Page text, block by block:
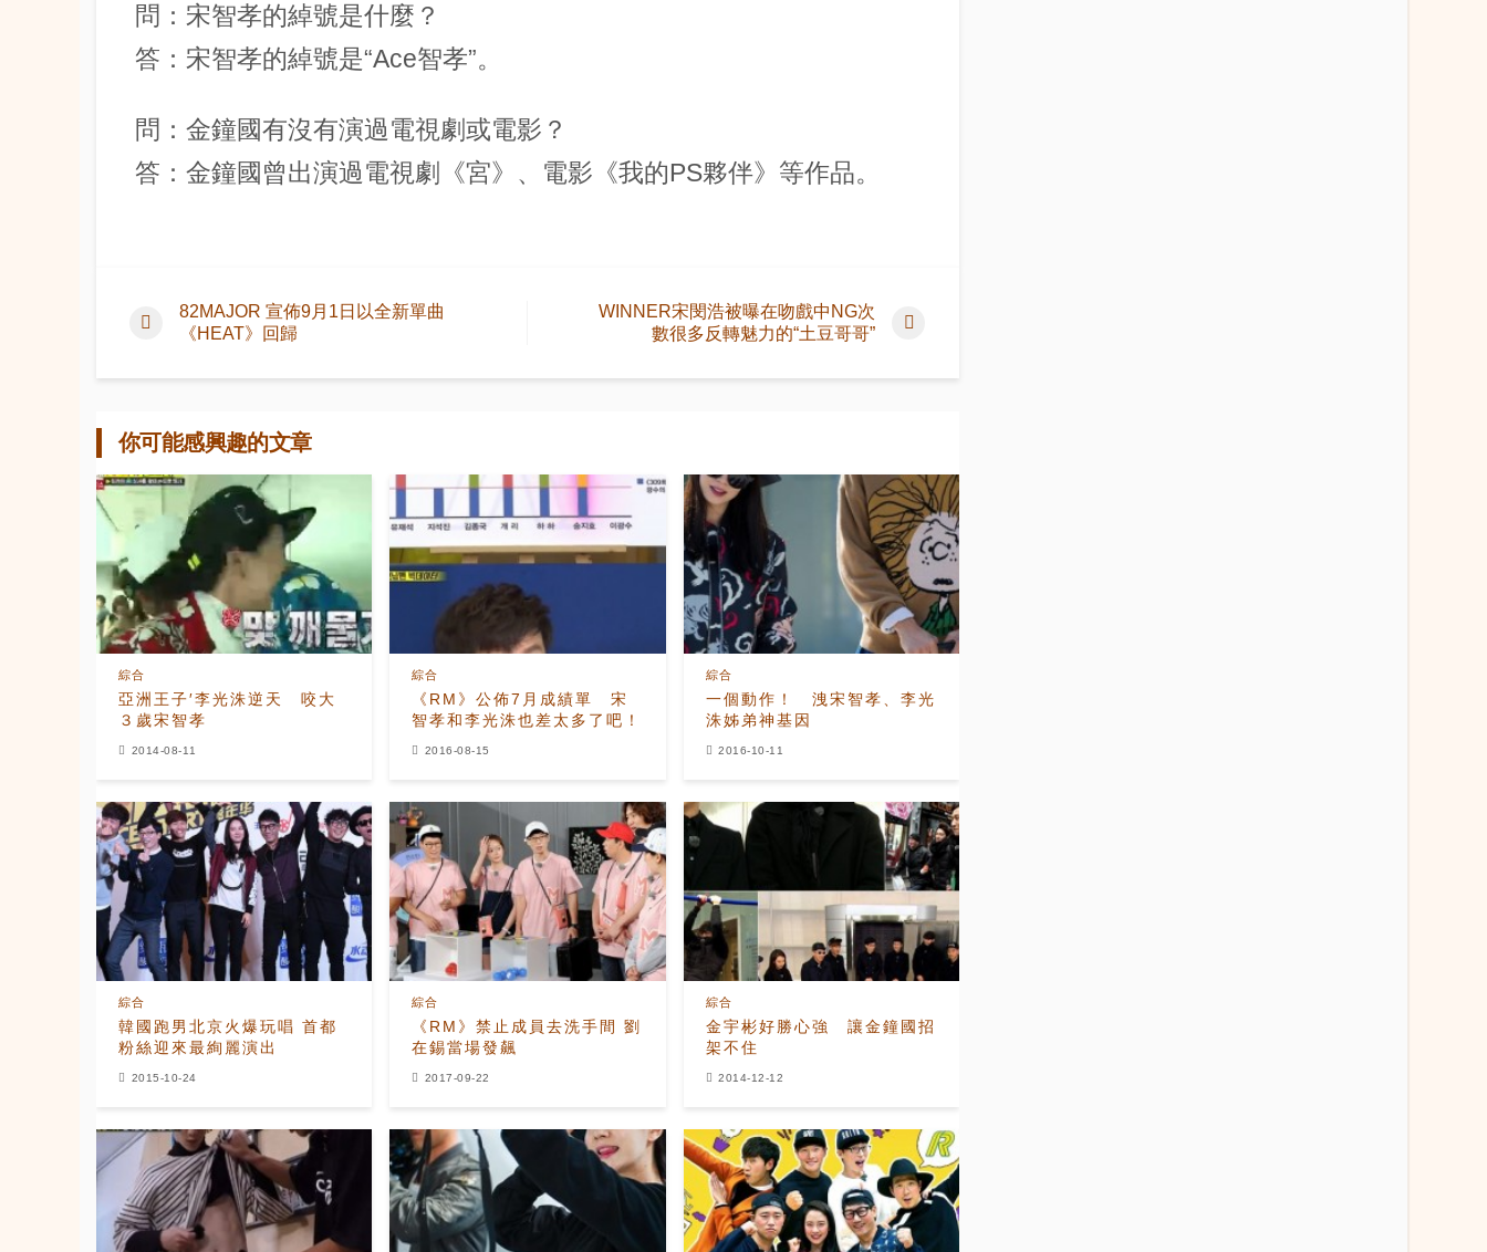
問：宋智孝的綽號是什麼？
答：宋智孝的綽號是“Ace智孝”。
問：金鐘國有沒有演過電視劇或電影？
答：金鐘國曾出演過電視劇《宮》、電影《我的PS夥伴》等作品。
82MAJOR 宣佈9月1日以全新單曲
《HEAT》回歸
WINNER宋閔浩被曝在吻戲中NG次
數很多反轉魅力的“土豆哥哥”
你可能感興趣的文章
亞洲王子′李光洙逆天 咬大
３歲宋智孝
綜合
2014-08-11
《RM》公佈7月成績單 宋
智孝和李光洙也差太多了吧！
綜合
2016-08-15
一個動作！ 洩宋智孝、李光
洙姊弟神基因
綜合
2016-10-11
韓國跑男北京火爆玩唱 首都
粉絲迎來最絢麗演出
綜合
2015-10-24
《RM》禁止成員去洗手間 劉
在錫當場發飆
綜合
2017-09-22
金宇彬好勝心強 讓金鐘國招
架不住
綜合
2014-12-12